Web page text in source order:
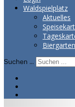
Waldspielplatz
Aktuelles
Biergarten
Suchen ...